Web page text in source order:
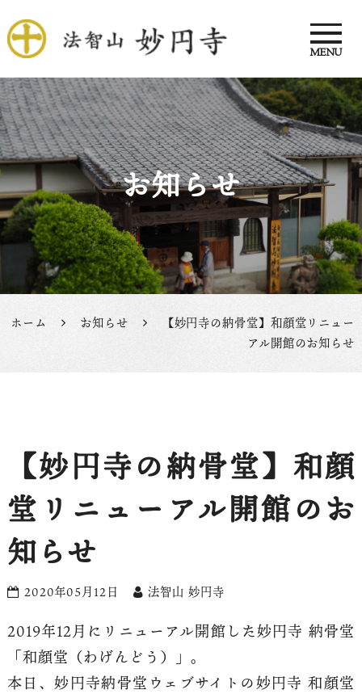
法智山 妙円寺
MENU
お知らせ
ホーム お知らせ
【妙円寺の納骨堂】和顔堂リニュー
アル開館のお知らせ
【妙円寺の納骨堂】和顔
堂リニューアル開館のお
知らせ
2020年05月12日 法智山 妙円寺
2019年12月にリニューアル開館した妙円寺 納骨堂
「和顔堂（わげんどう）」。
本日、妙円寺納骨堂ウェブサイトの妙円寺 和顔堂